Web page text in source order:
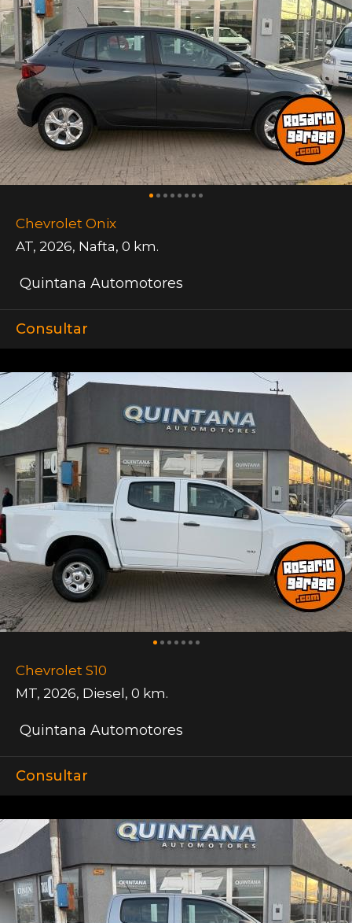
Chevrolet Onix
AT, 2026, Nafta, 0 km.
Quintana Automotores
Consultar
Chevrolet S10
MT, 2026, Diesel, 0 km.
Quintana Automotores
Consultar